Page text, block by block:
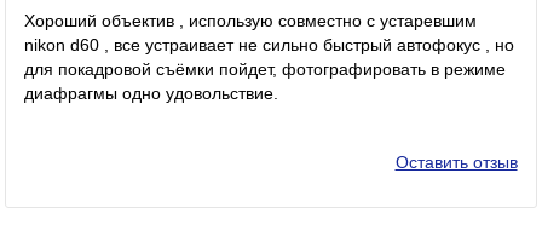
Вес: 280 г
Хороший объектив , использую совместно с устаревшим
nikon d60 , все устраивает не сильно быстрый автофокус , но
для покадровой съёмки пойдет, фотографировать в режиме
диафрагмы одно удовольствие.
Оставить отзыв